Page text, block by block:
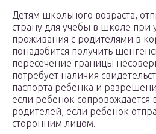
Детям школьного возраста,
страну для учебы в школе при
проживания с родителями в
понадобится получить
пересечение границы
потребует наличия
паспорта ребенка и
если ребенок сопровождается
родителей, если ребенок
сторонним лицом.